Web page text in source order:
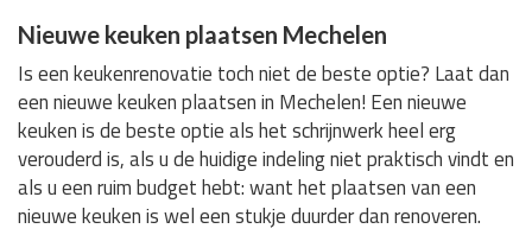
Nieuwe keuken plaatsen Mechelen
Is een keukenrenovatie toch niet de beste optie? Laat dan
een nieuwe keuken plaatsen in Mechelen! Een nieuwe
keuken is de beste optie als het schrijnwerk heel erg
verouderd is, als u de huidige indeling niet praktisch vindt en
als u een ruim budget hebt: want het plaatsen van een
nieuwe keuken is wel een stukje duurder dan renoveren.